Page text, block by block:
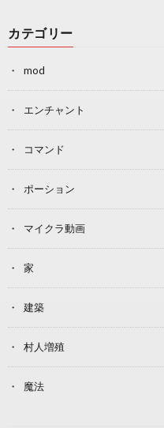
カテゴリー
mod
エンチャント
コマンド
ポーション
マイクラ動画
家
建築
村人増殖
魔法